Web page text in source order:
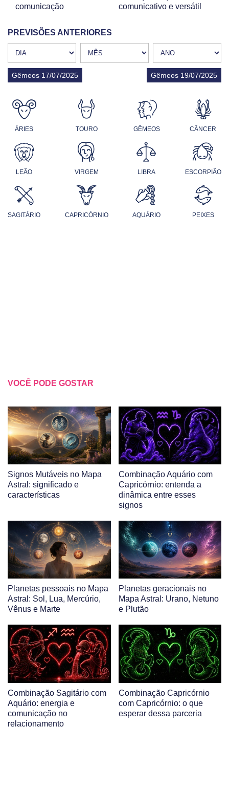
comunicação
comunicativo e versátil
PREVISÕES ANTERIORES
Gêmeos 17/07/2025 Gêmeos 19/07/2025
ÁRIES TOURO GÊMEOS CÂNCER
LEÃO VIRGEM LIBRA ESCORPIÃO
SAGITÁRIO CAPRICÓRNIO AQUÁRIO PEIXES
VOCÊ PODE GOSTAR
Signos Mutáveis no Mapa
Astral: significado e
características
Combinação Aquário com
Capricórnio: entenda a
dinâmica entre esses
signos
Planetas pessoais no Mapa
Astral: Sol, Lua, Mercúrio,
Vênus e Marte
Planetas geracionais no
Mapa Astral: Urano, Netuno
e Plutão
Combinação Sagitário com
Aquário: energia e
comunicação no
relacionamento
Combinação Capricórnio
com Capricórnio: o que
esperar dessa parceria